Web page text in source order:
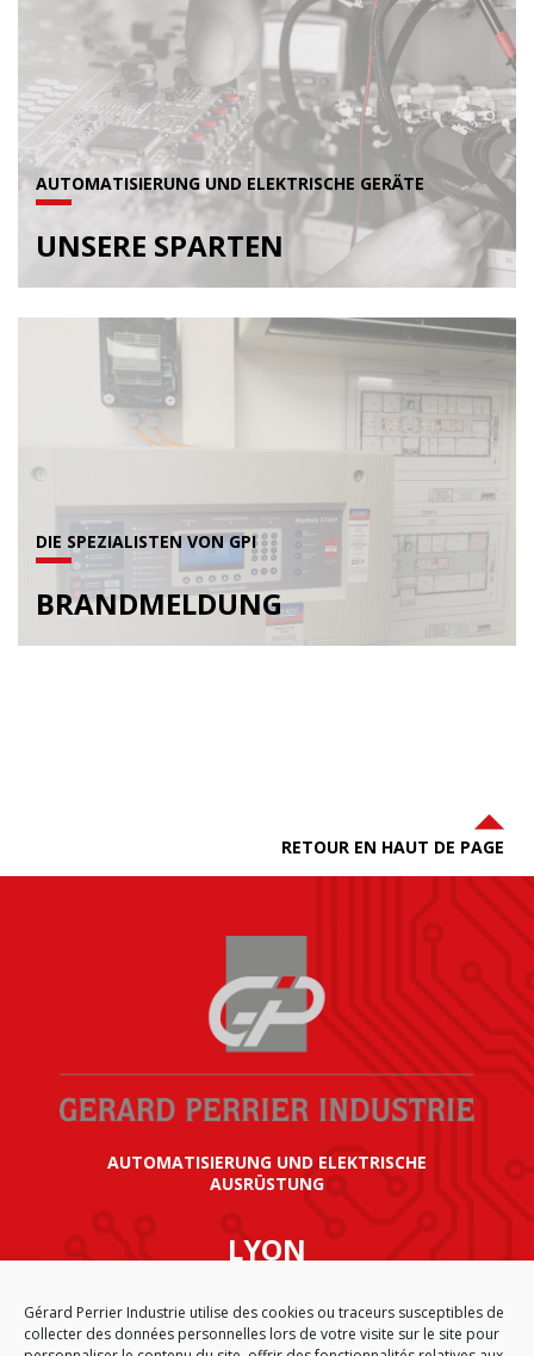
Gérard Perrier Industrie utilise des cookies ou traceurs susceptibles de
collecter des données personnelles lors de votre visite sur le site pour
AUTOMATISIERUNG UND ELEKTRISCHE GERÄTE
UNSERE SPARTEN
DIE SPEZIALISTEN VON GPI
BRANDMELDUNG
RETOUR EN HAUT DE PAGE
AUTOMATISIERUNG UND ELEKTRISCHE
AUSRÜSTUNG
LYON
AIRPARC – 160 rue de Norvège
CS 50009